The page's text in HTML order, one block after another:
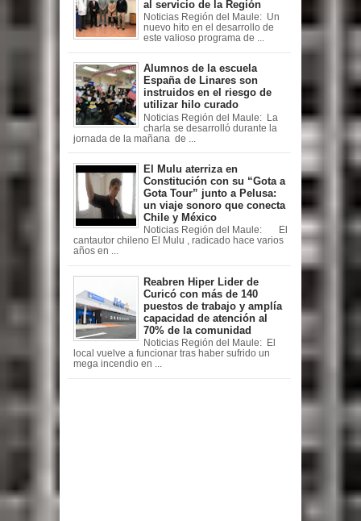
al servicio de la Región
Noticias Región del Maule: Un
nuevo hito en el desarrollo de
este valioso programa de ...
Alumnos de la escuela
España de Linares son
instruidos en el riesgo de
utilizar hilo curado
Noticias Región del Maule: La
charla se desarrolló durante la
jornada de la mañana de ...
El Mulu aterriza en
Constitución con su “Gota a
Gota Tour” junto a Pelusa:
un viaje sonoro que conecta
Chile y México
Noticias Región del Maule: El
cantautor chileno El Mulu , radicado hace varios
años en ...
Reabren Hiper Lider de
Curicó con más de 140
puestos de trabajo y amplía
capacidad de atención al
70% de la comunidad
Noticias Región del Maule: El
local vuelve a funcionar tras haber sufrido un
mega incendio en ...